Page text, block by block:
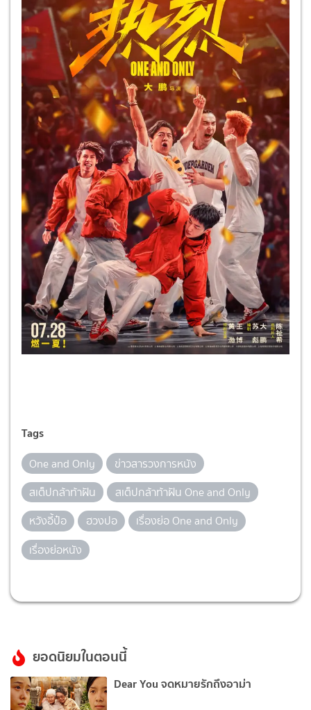
Tags
One and Only
ข่าวสารวงการหนัง
สเต็ปกล้าท้าฝัน
สเต็ปกล้าท้าฝัน One and Only
หวังอี้ป๋อ
ฮวงปอ
เรื่องย่อ One and Only
เรื่องย่อหนัง
ยอดนิยมในตอนนี้
Dear You จดหมายรักถึงอาม่า